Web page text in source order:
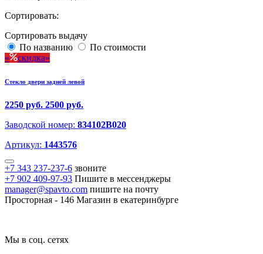
Сортировать:
Сортировать выдачу
По названию
По стоимости
скидка
Стекло двери задней левой
2250 руб. 2500 руб.
Заводской номер: 834102B020
Артикул: 1443576
+7 343 237-237-6 звоните
+7 902 409-97-93 Пишите в мессенджеры
manager@spavto.com пишите на почту
Просторная - 146 Магазин в екатеринбурге
Мы в соц. сетях